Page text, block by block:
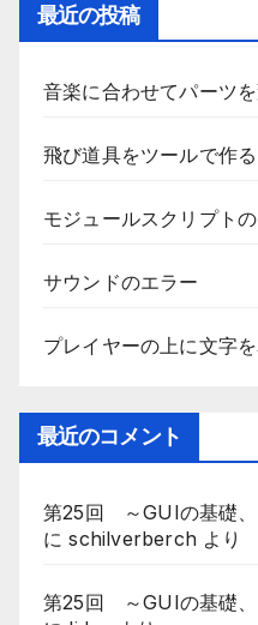
最近の投稿
音楽に合わせてパーツ
飛び道具をツールで作る
モジュールスクリプトの
サウンドのエラー
プレイヤーの上に文字
最近のコメント
第25回 ～GUIの基礎、
にschilverberch より
第25回 ～GUIの基礎、